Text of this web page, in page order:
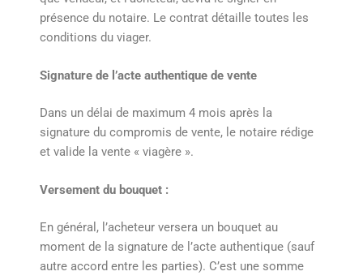
présence du notaire. Le contrat détaille toutes les
conditions du viager.
Signature de l’acte authentique de vente
Dans un délai de maximum 4 mois après la
signature du compromis de vente, le notaire rédige
et valide la vente « viagère ».
Versement du bouquet :
En général, l’acheteur versera un bouquet au
moment de la signature de l’acte authentique (sauf
autre accord entre les parties). C’est une somme